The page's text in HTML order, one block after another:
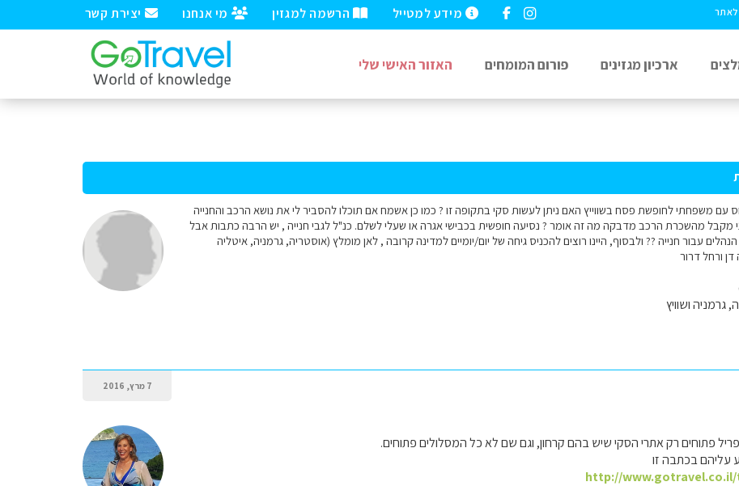
יצירת קשר מי אנחנו הרשמה למגזין מידע למטייל
ארכיון מגזינים פורום המומחים האזור האישי שלי
עם משפחתי לחופשת פסח בשווייץ האם ניתן לעשות סקי בתקופה זו ? כמו כן אשמח אם תוכלו להסביר לי את נושא הרכב והחנייה
מקבל מהשכרת הרכב מדבקה מה זה אומר ? נסיעה חופשית בכבישי אגרה או שעלי לשלם. כנ"ל לגבי חנייה , יש הרבה כתבות אבל
עבור חנייה ?? ולבסוף, היינו רוצים להכניס גיחה של יום/יומיים למדינה קרובה , לאן מומלץ (אוסטריה, גרמניה, איטליה
דן ורחל דרור
גרמניה ושוויץ
7 מרץ, 2016
פתוחים רק אתרי הסקי שיש בהם קרחון, וגם שם לא כל המסלולים פתוחים.
עליהם בכתבה זו
http://www.gotravel.co.il/